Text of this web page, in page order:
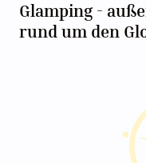
Glamping -
rund um den